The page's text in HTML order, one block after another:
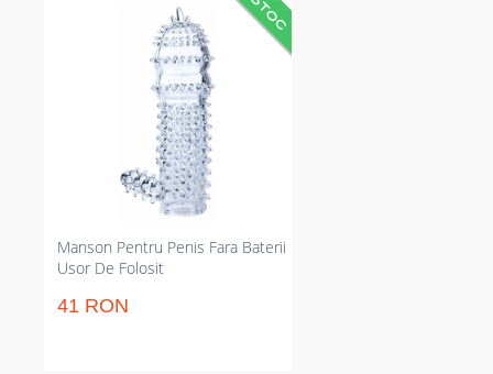
Manson Pentru Penis Fara Baterii
Usor De Folosit
41 RON
Manson pentru penis clar care
crește senzația partenerei și
intensitatea actului. Reduce
nevoia de tehnici suplimentare și
rezistă la apă; minus baterii.
Potrivit ca extensie flexibilă din
silicon pentru utilizare regulată
sau ocazională pentru plus de
textură și stârnire clitoridiană.